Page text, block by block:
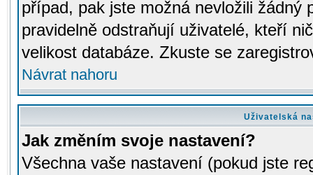
případ, pak jste možná nevložili žádný
pravidelně odstraňují uživatelé, kteří
velikost databáze. Zkuste se
Návrat nahoru
Uživatelská
Jak změním svoje nastavení?
Všechna vaše nastavení (pokud jste